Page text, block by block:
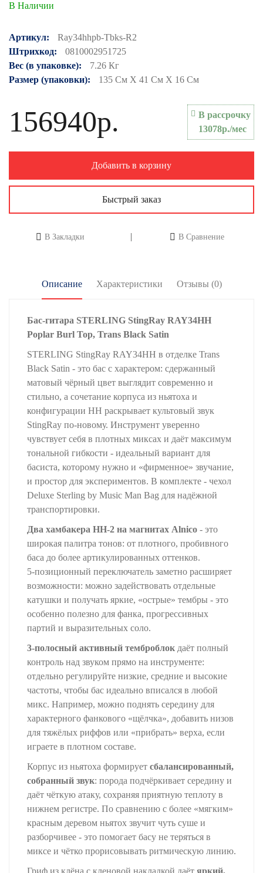
В Наличии
Артикул:
Ray34hhpb-Tbks-R2
Штрихкод:
0810002951725
Вес (в упаковке):
7.26 Кг
Размер (упаковки):
135 См X 41 См X 16 См
156940р.
В рассрочку
13078р./мес
Добавить в корзину
Быстрый заказ
В Закладки В Сравнение
Описание Характеристики Отзывы (0)
Бас‑гитара STERLING StingRay RAY34HH
Poplar Burl Top, Trans Black Satin
STERLING StingRay RAY34HH в отделке Trans
Black Satin - это бас с характером: сдержанный
матовый чёрный цвет выглядит современно и
стильно, а сочетание корпуса из ньятоха и
конфигурации HH раскрывает культовый звук
StingRay по‑новому. Инструмент уверенно
чувствует себя в плотных миксах и даёт максимум
тональной гибкости - идеальный вариант для
басиста, которому нужно и «фирменное» звучание,
и простор для экспериментов. В комплекте - чехол
Deluxe Sterling by Music Man Bag для надёжной
транспортировки.
Два хамбакера HH‑2 на магнитах Alnico - это
широкая палитра тонов: от плотного, пробивного
баса до более артикулированных оттенков.
5‑позиционный переключатель заметно расширяет
возможности: можно задействовать отдельные
катушки и получать яркие, «острые» тембры - это
особенно полезно для фанка, прогрессивных
партий и выразительных соло.
3‑полосный активный темброблок даёт полный
контроль над звуком прямо на инструменте:
отдельно регулируйте низкие, средние и высокие
частоты, чтобы бас идеально вписался в любой
микс. Например, можно поднять середину для
характерного фанкового «щёлчка», добавить низов
для тяжёлых риффов или «прибрать» верха, если
играете в плотном составе.
Корпус из ньятоха формирует сбалансированный,
собранный звук: порода подчёркивает середину и
даёт чёткую атаку, сохраняя приятную теплоту в
нижнем регистре. По сравнению с более «мягким»
красным деревом ньятох звучит чуть суше и
разборчивее - это помогает басу не теряться в
миксе и чётко прорисовывать ритмическую линию.